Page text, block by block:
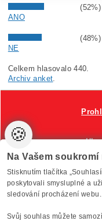
(52%)
ANO
(48%)
NE
Celkem hlasovalo 440.
Archiv anket
Vytvořilo
🍪
Na Vašem soukromí
Stisknutím tlačítka
poskytovali smysluplné a
sledování procházení webu.
Svůj souhlas můžete